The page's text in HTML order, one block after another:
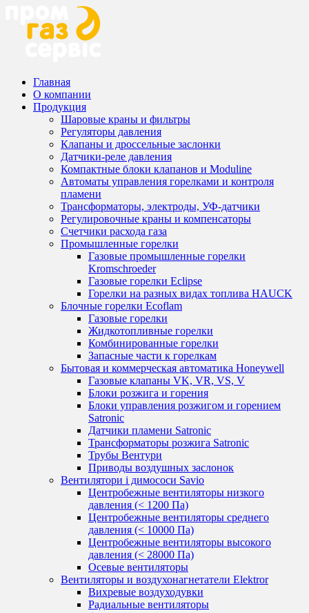
Главная
О компании
Продукция
Шаровые краны и фильтры
Регуляторы давления
Клапаны и дроссельные заслонки
Датчики-реле давления
Компактные блоки клапанов и Moduline
Автоматы управления горелками и контроля
пламени
Трансформаторы, электроды, УФ-датчики
Регулировочные краны и компенсаторы
Счетчики расхода газа
Промышленные горелки
Газовые промышленные горелки
Kromschroeder
Газовые горелки Eclipse
Горелки на разных видах топлива HAUCK
Блочные горелки Ecoflam
Газовые горелки
Жидкотопливные горелки
Комбинированные горелки
Запасные части к горелкам
Бытовая и коммерческая автоматика Honeywell
Газовые клапаны VK, VR, VS, V
Блоки розжига и горения
Блоки управления розжигом и горением
Satronic
Датчики пламени Satronic
Трансформаторы розжига Satronic
Трубы Вентури
Приводы воздушных заслонок
Вентилятори і димососи Savio
Центробежные вентиляторы низкого
давления (< 1200 Па)
Центробежные вентиляторы среднего
давления (< 10000 Па)
Центробежные вентиляторы высокого
давления (< 28000 Па)
Осевые вентиляторы
Вентиляторы и воздухонагнетатели Elektror
Вихревые воздуходувки
Радиальные вентиляторы